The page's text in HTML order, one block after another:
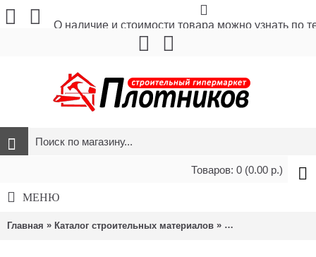
О наличие и стоимости товара можно узнать по
Товаров: 0 (0.00 р.)
МЕНЮ
Главная » Каталог строительных материалов » Отделочные